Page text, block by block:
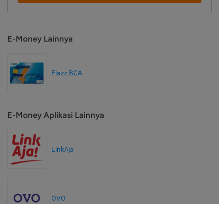
E-Money Lainnya
Flazz BCA
E-Money Aplikasi Lainnya
LinkAja
OVO